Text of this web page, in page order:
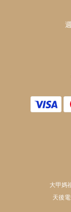
大甲媽
天後